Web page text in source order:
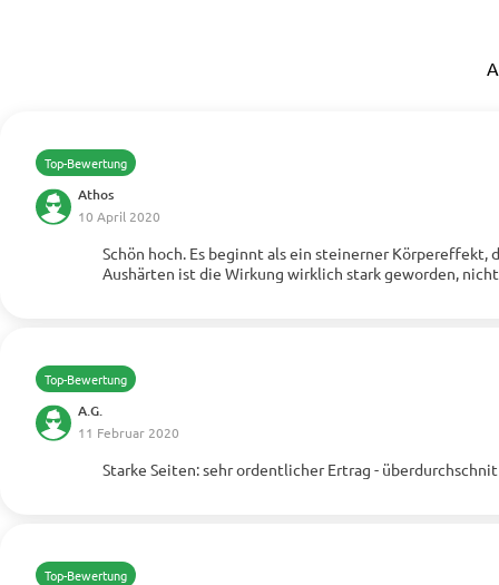
Top-Bewertung
Athos
10 April 2020
Schön hoch. Es beginnt als ein steinerner
Aushärten ist die Wirkung wirklich stark geworden,
Mehr anzeigen
Top-Bewertung
A.G.
11 Februar 2020
Starke Seiten: sehr ordentlicher Ertrag -
Mehr anzeigen
Top-Bewertung